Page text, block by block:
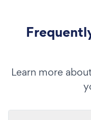
Learn more